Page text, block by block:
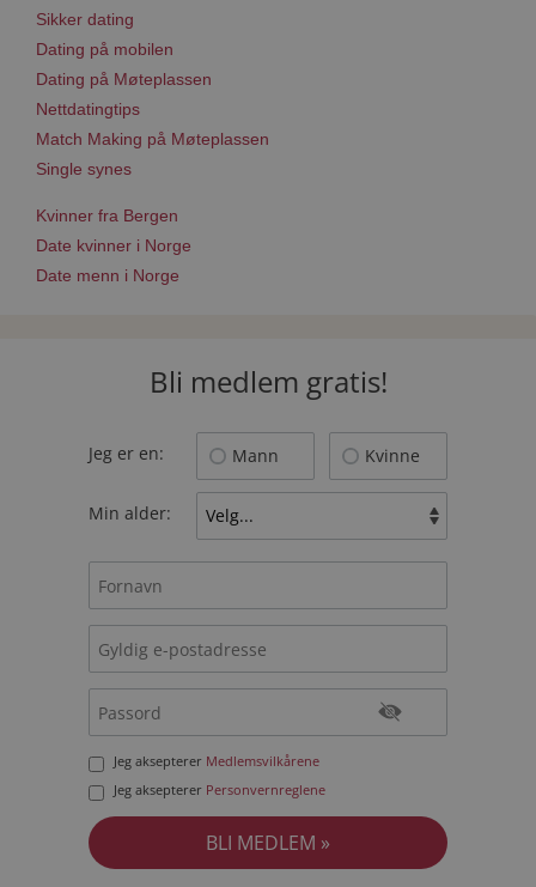
Sikker dating
Dating på mobilen
Dating på Møteplassen
Nettdatingtips
Match Making på Møteplassen
Single synes
Kvinner fra Bergen
Date kvinner i Norge
Date menn i Norge
Bli medlem gratis!
Jeg er en: Mann Kvinne
Min alder:
Jeg aksepterer Medlemsvilkårene
Jeg aksepterer Personvernreglene